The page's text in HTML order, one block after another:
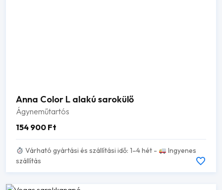
Anna Color L alakú sarokülő
Ágyneműtartós
154 900 Ft
Várható gyártási és szállítási idő: 1–4 hét -
Ingyenes
szállítás